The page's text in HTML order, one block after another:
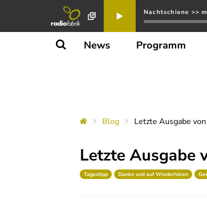
Nachtschiene >>
News Programm
Blog Letzte Ausgabe
Letzte Ausgabe
Tagestipp Danke und auf Wiederhören